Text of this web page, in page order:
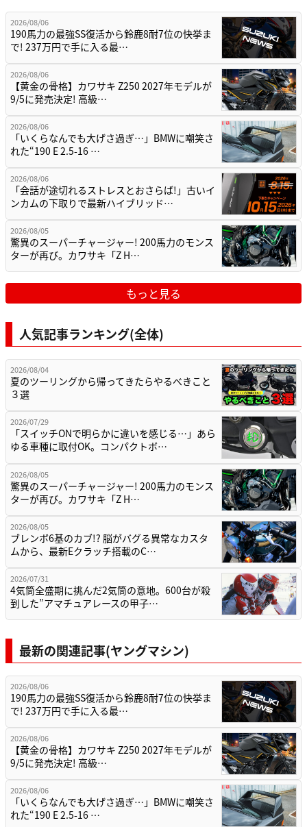
2026/08/06
190馬力の最強SS復活から鈴鹿8耐7位の快挙ま
で! 237万円で手に入る最…
2026/08/06
【黄金の骨格】カワサキ Z250 2027年モデルが
9/5に発売決定! 高級…
2026/08/06
「いくらなんでも大げさ過ぎ…」BMWに嘲笑さ
れた“190 E 2.5-16 …
2026/08/06
「会話が途切れるストレスとおさらば!」古いイ
ンカムの下取りで最新ハイブリッド…
2026/08/05
驚異のスーパーチャージャー! 200馬力のモンス
ターが再び。カワサキ「Z H…
もっと見る
人気記事ランキング(全体)
2026/08/04
夏のツーリングから帰ってきたらやるべきこと
３選
2026/07/29
「スイッチONで明らかに違いを感じる…」あら
ゆる車種に取付OK。コンパクトボ…
2026/08/05
驚異のスーパーチャージャー! 200馬力のモンス
ターが再び。カワサキ「Z H…
2026/08/05
ブレンボ6基のカブ!? 脳がバグる異常なカスタ
ムから、最新Eクラッチ搭載のC…
2026/07/31
4気筒全盛期に挑んだ2気筒の意地。600台が殺
到した”アマチュアレースの甲子…
最新の関連記事(ヤングマシン)
2026/08/06
190馬力の最強SS復活から鈴鹿8耐7位の快挙ま
で! 237万円で手に入る最…
2026/08/06
【黄金の骨格】カワサキ Z250 2027年モデルが
9/5に発売決定! 高級…
2026/08/06
「いくらなんでも大げさ過ぎ…」BMWに嘲笑さ
れた“190 E 2.5-16 …